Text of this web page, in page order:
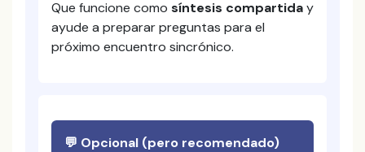
Que funcione como síntesis compartiday
ayude a preparar preguntas para el
próximo encuentro sincrónico.
💬 Opcional (pero recomendado)